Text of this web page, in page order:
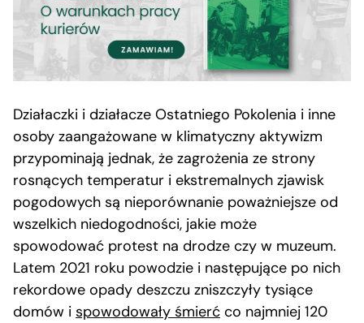
Działaczki i działacze Ostatniego Pokolenia i inne
osoby zaangażowane w klimatyczny aktywizm
przypominają jednak, że zagrożenia ze strony
rosnących temperatur i ekstremalnych zjawisk
pogodowych są nieporównanie poważniejsze od
wszelkich niedogodności, jakie może
spowodować protest na drodze czy w muzeum.
Latem 2021 roku powodzie i następujące po nich
rekordowe opady deszczu zniszczyły tysiące
domów i spowodowały śmierć co najmniej 120